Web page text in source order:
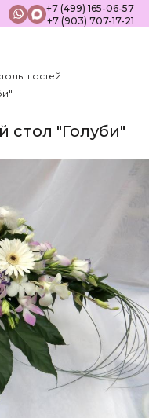
+7 (499) 165-06-57
+7 (903) 707-17-21
гостей
стол "Голуби"